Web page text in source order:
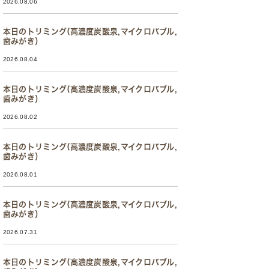
2026.08.06
本日のトリミング(高濃度炭酸泉,マイクロバブル,
歯みがき）
2026.08.04
本日のトリミング(高濃度炭酸泉,マイクロバブル,
歯みがき）
2026.08.02
本日のトリミング(高濃度炭酸泉,マイクロバブル,
歯みがき）
2026.08.01
本日のトリミング(高濃度炭酸泉,マイクロバブル,
歯みがき）
2026.07.31
本日のトリミング(高濃度炭酸泉,マイクロバブル,